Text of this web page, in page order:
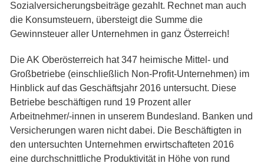
Sozialversicherungsbeiträge gezahlt. Rechnet man auch
die Konsumsteuern, übersteigt die Summe die
Gewinnsteuer aller Unternehmen in ganz Österreich!
Die AK Oberösterreich hat 347 heimische Mittel- und
Großbetriebe (einschließlich Non-Profit-Unternehmen) im
Hinblick auf das Geschäftsjahr 2016 untersucht. Diese
Betriebe beschäftigen rund 19 Prozent aller
Arbeitnehmer/-innen in unserem Bundesland. Banken und
Versicherungen waren nicht dabei. Die Beschäftigten in
den untersuchten Unternehmen erwirtschafteten 2016
eine durchschnittliche Produktivität in Höhe von rund